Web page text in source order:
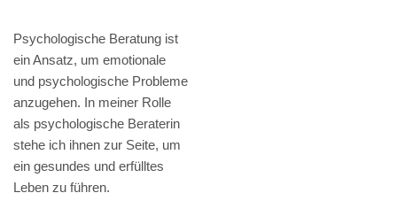
Psychologische Beratung ist
ein Ansatz, um emotionale
und psychologische Probleme
anzugehen. In meiner Rolle
als psychologische Beraterin
stehe ich ihnen zur Seite, um
ein gesundes und erfülltes
Leben zu führen.